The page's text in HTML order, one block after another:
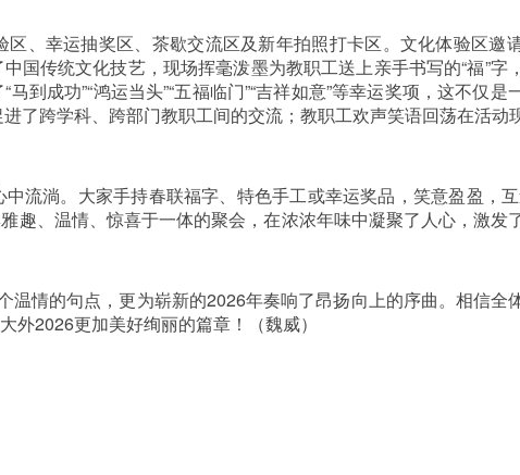
、幸运抽奖区、茶歇交流区及新年拍照打卡区。文化体验区邀
国传统文化技艺，现场挥毫泼墨为教职工送上亲手书写的“福”字
成功”“鸿运当头”“五福临门”“吉祥如意”等幸运奖项，这不仅是
了跨学科、跨部门教职工间的交流；教职工欢声笑语回荡在活动
流淌。大家手持春联福字、特色手工或幸运奖品，笑意盈盈，
趣、温情、惊喜于一体的聚会，在浓浓年味中凝聚了人心，激发
温情的句点，更为崭新的2026年奏响了昂扬向上的序曲。相信全
外2026更加美好绚丽的篇章！（魏威）